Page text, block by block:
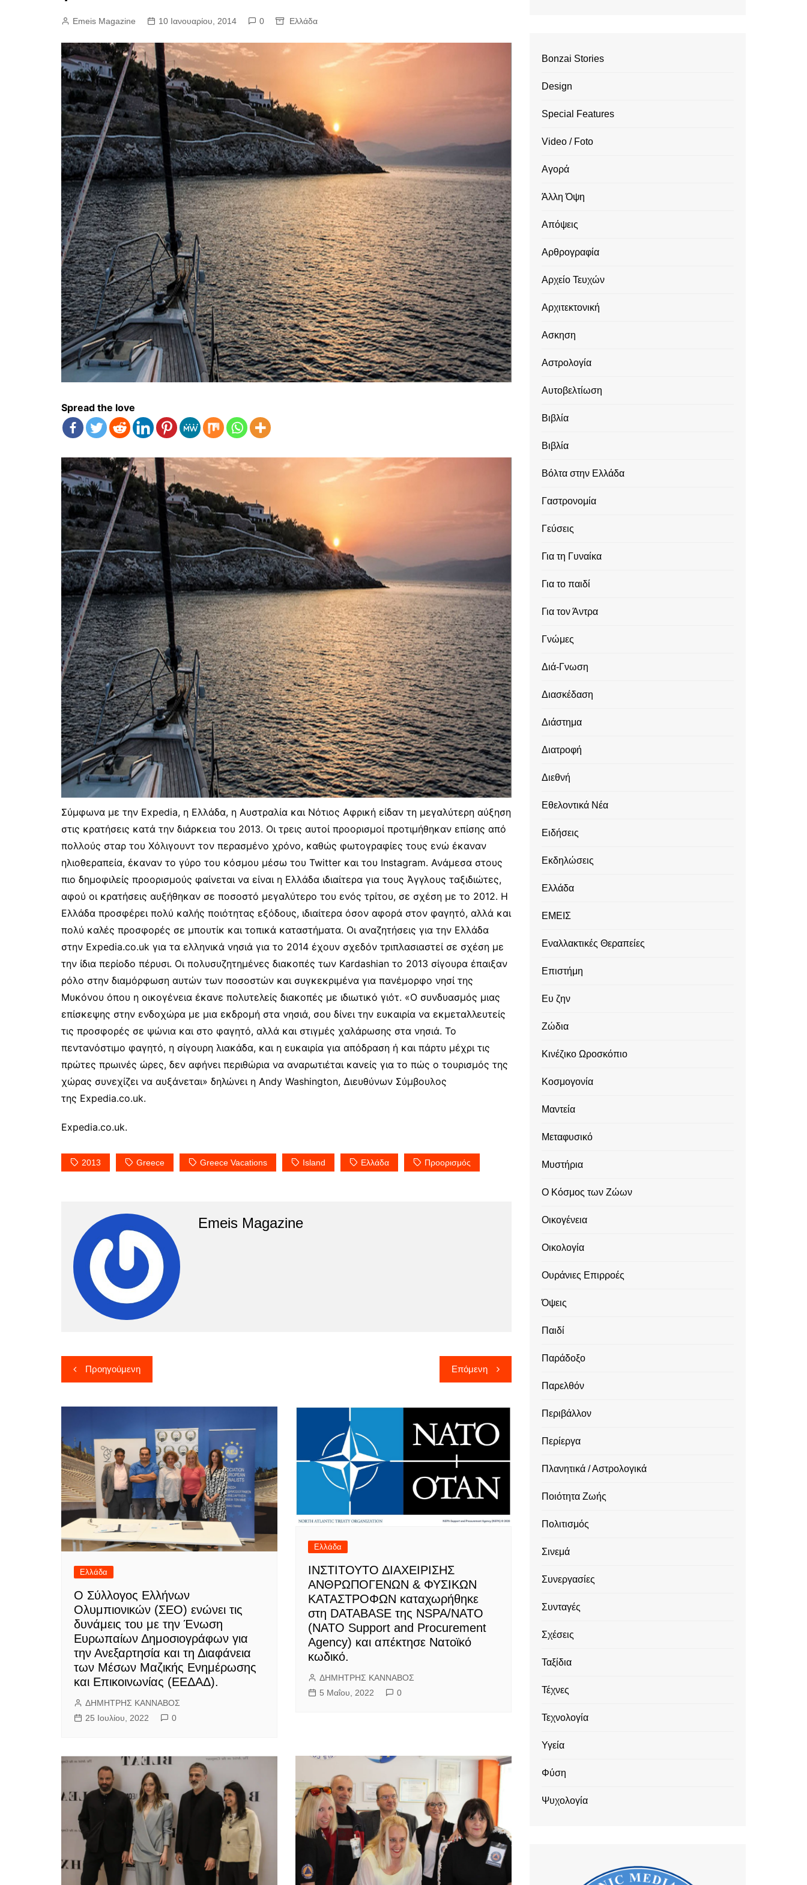
Emeis Magazine 10 Ιανουαρίου, 2014 0 Ελλάδα
Spread the love
Σύμφωνα με την Expedia, η Ελλάδα, η Αυστραλία και Νότιος Αφρική είδαν τη μεγαλύτερη αύξηση
στις κρατήσεις κατά την διάρκεια του 2013. Οι τρεις αυτοί προορισμοί προτιμήθηκαν επίσης από
πολλούς σταρ του Χόλιγουντ τον περασμένο χρόνο, καθώς φωτογραφίες τους ενώ έκαναν
ηλιοθεραπεία, έκαναν το γύρο του κόσμου μέσω του Twitter και του Instagram. Ανάμεσα στους
πιο δημοφιλείς προορισμούς φαίνεται να είναι η Ελλάδα ιδιαίτερα για τους Άγγλους ταξιδιώτες,
αφού οι κρατήσεις αυξήθηκαν σε ποσοστό μεγαλύτερο του ενός τρίτου, σε σχέση με το 2012. Η
Ελλάδα προσφέρει πολύ καλής ποιότητας εξόδους, ιδιαίτερα όσον αφορά στον φαγητό, αλλά και
πολύ καλές προσφορές σε μπουτίκ και τοπικά καταστήματα. Οι αναζητήσεις για την Ελλάδα
στην Expedia.co.uk για τα ελληνικά νησιά για το 2014 έχουν σχεδόν τριπλασιαστεί σε σχέση με
την ίδια περίοδο πέρυσι. Οι πολυσυζητημένες διακοπές των Kardashian το 2013 σίγουρα έπαιξαν
ρόλο στην διαμόρφωση αυτών των ποσοστών και συγκεκριμένα για πανέμορφο νησί της
Μυκόνου όπου η οικογένεια έκανε πολυτελείς διακοπές με ιδιωτικό γιότ. «Ο συνδυασμός μιας
επίσκεψης στην ενδοχώρα με μια εκδρομή στα νησιά, σου δίνει την ευκαιρία να εκμεταλλευτείς
τις προσφορές σε ψώνια και στο φαγητό, αλλά και στιγμές χαλάρωσης στα νησιά. Το
πεντανόστιμο φαγητό, η σίγουρη λιακάδα, και η ευκαιρία για απόδραση ή και πάρτυ μέχρι τις
πρώτες πρωινές ώρες, δεν αφήνει περιθώρια να αναρωτιέται κανείς για το πώς ο τουρισμός της
χώρας συνεχίζει να αυξάνεται» δηλώνει η Andy Washington, Διευθύνων Σύμβουλος
της Expedia.co.uk.
Expedia.co.uk.
2013 Greece Greece Vacations Island Ελλάδα Προορισμός
Emeis Magazine
Πλοήγηση
άρθρων
Προηγούμενη Επόμενη
Ελλάδα
Ο Σύλλογος Ελλήνων
Ολυμπιονικών (ΣΕΟ) ενώνει τις
δυνάμεις του με την Ένωση
Ευρωπαίων Δημοσιογράφων για
την Ανεξαρτησία και τη Διαφάνεια
των Μέσων Μαζικής Ενημέρωσης
και Επικοινωνίας (ΕΕΔΑΔ).
ΔΗΜΗΤΡΗΣ ΚΑΝΝΑΒΟΣ
25 Ιουλίου, 2022
0
Ελλάδα
IΝΣΤΙΤΟΥΤΟ ΔΙΑΧΕΙΡΙΣΗΣ
ΑΝΘΡΩΠΟΓΕΝΩΝ & ΦΥΣΙΚΩΝ
ΚΑΤΑΣΤΡΟΦΩΝ καταχωρήθηκε
στη DATABASE της NSPA/ΝΑΤΟ
(NATO Support and Procurement
Agency) και απέκτησε Νατοϊκό
κωδικό.
ΔΗΜΗΤΡΗΣ ΚΑΝΝΑΒΟΣ
5 Μαΐου, 2022
0
Bonzai Stories
Design
Special Features
Video / Foto
Αγορά
Άλλη Όψη
Απόψεις
Αρθρογραφία
Αρχείο Τευχών
Αρχιτεκτονική
Ασκηση
Αστρολογία
Αυτοβελτίωση
Βιβλία
Βιβλία
Βόλτα στην Ελλάδα
Γαστρονομία
Γεύσεις
Για τη Γυναίκα
Για το παιδί
Για τον Άντρα
Γνώμες
Διά-Γνωση
Διασκέδαση
Διάστημα
Διατροφή
Διεθνή
Εθελοντικά Νέα
Ειδήσεις
Εκδηλώσεις
Ελλάδα
ΕΜΕΙΣ
Εναλλακτικές Θεραπείες
Επιστήμη
Ευ ζην
Ζώδια
Κινέζικο Ωροσκόπιο
Κοσμογονία
Μαντεία
Μεταφυσικό
Μυστήρια
Ο Κόσμος των Ζώων
Οικογένεια
Οικολογία
Ουράνιες Επιρροές
Όψεις
Παιδί
Παράδοξο
Παρελθόν
Περιβάλλον
Περίεργα
Πλανητικά / Αστρολογικά
Ποιότητα Ζωής
Πολιτισμός
Σινεμά
Συνεργασίες
Συνταγές
Σχέσεις
Ταξίδια
Τέχνες
Τεχνολογία
Υγεία
Φύση
Ψυχολογία